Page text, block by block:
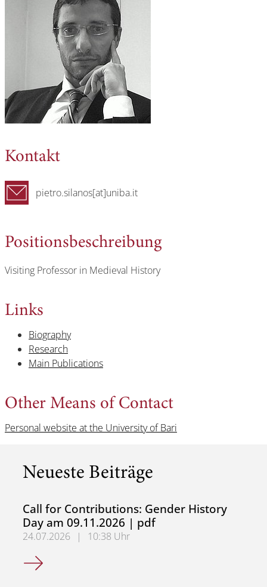
Kontakt
pietro.silanos[at]uniba.it
Positionsbeschreibung
Visiting Professor in Medieval History
Links
Biography
Research
Main Publications
Other Means of Contact
Personal website at the University of Bari
Neueste Beiträge
Call for Contributions: Gender History
Day am 09.11.2026 | pdf
24.07.2026 |
10:38 Uhr
Call for Contributions: Gender History Day am